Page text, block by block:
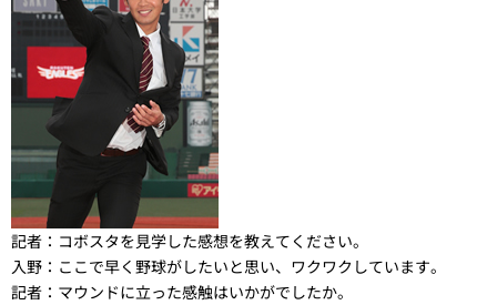
記者： コボスタを見学した感想を教えてください。
入野： ここで早く野球がしたいと思い、ワクワクしています。
記者： マウンドに立った感触はいかがでしたか。